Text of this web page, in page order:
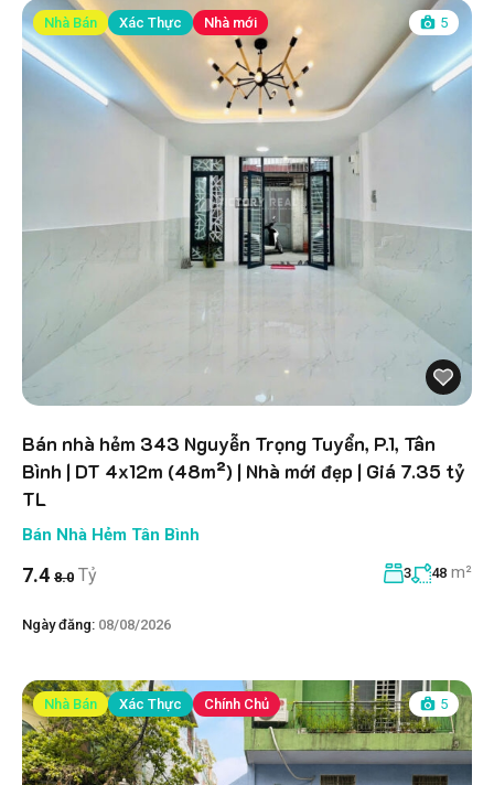
Nhà Bán Xác Thực Nhà mới 5
Bán nhà hẻm 343 Nguyễn Trọng Tuyển, P.1, Tân
Bình | DT 4x12m (48m²) | Nhà mới đẹp | Giá 7.35 tỷ
TL
Bán Nhà Hẻm Tân Bình
7.4 8.0 Tỷ 3 48 m²
Ngày đăng: 08/08/2026
Nhà Bán Xác Thực Chính Chủ 5